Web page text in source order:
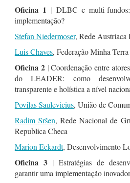
Oficina 1 | DLBC e multi-
implementação?
Stefan Niedermoser, Rede
Luis Chaves, Federação Minha Terra
Oficina 2| Coordenação entre
do LEADER: como
transparente e holística a nível
Povilas Saulevicius, União de
Radim Sršen, Rede Nacional de
Republica Checa
Marion Eckardt, Desenvolvimento
Oficina 3 | Estratégias de
garantir uma implementação